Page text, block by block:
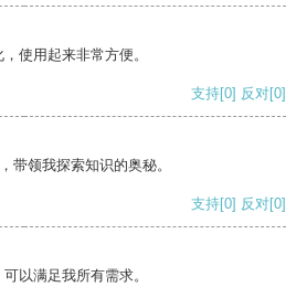
使用起来非常方便。
支持[0] 反对[0]
带领我探索知识的奥秘。
支持[0] 反对[0]
以满足我所有需求。